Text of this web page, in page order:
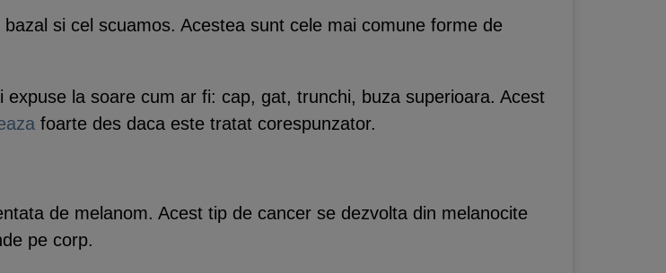
si cel scuamos. Acestea sunt cele mai comune forme de
la soare cum ar fi: cap, gat, trunchi, buza superioara. Acest
foarte des daca este tratat corespunzator.
de melanom. Acest tip de cancer se dezvolta din melanocite
pe corp.